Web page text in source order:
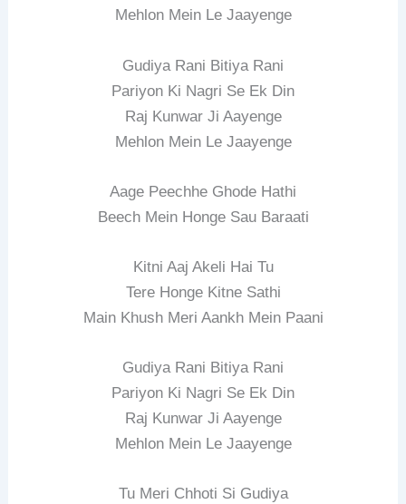
Mehlon Mein Le Jaayenge
Gudiya Rani Bitiya Rani
Pariyon Ki Nagri Se Ek Din
Raj Kunwar Ji Aayenge
Mehlon Mein Le Jaayenge
Aage Peechhe Ghode Hathi
Beech Mein Honge Sau Baraati
Kitni Aaj Akeli Hai Tu
Tere Honge Kitne Sathi
Main Khush Meri Aankh Mein Paani
Gudiya Rani Bitiya Rani
Pariyon Ki Nagri Se Ek Din
Raj Kunwar Ji Aayenge
Mehlon Mein Le Jaayenge
Tu Meri Chhoti Si Gudiya